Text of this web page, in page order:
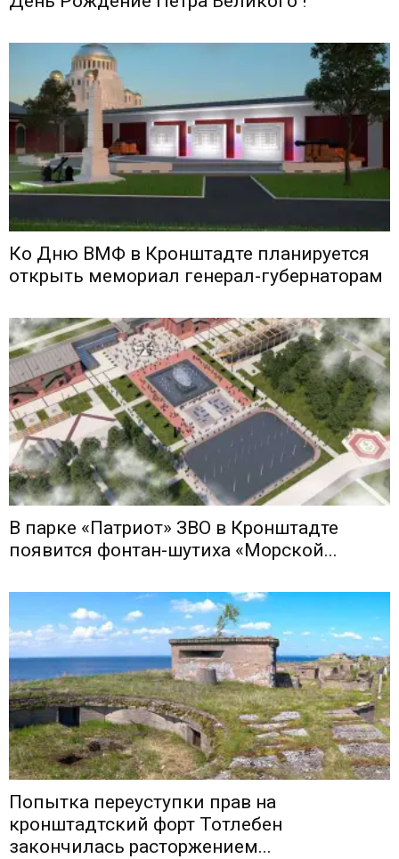
Ко Дню ВМФ в Кронштадте планируется
открыть мемориал генерал-губернаторам
В парке «Патриот» ЗВО в Кронштадте
появится фонтан-шутиха «Морской...
Попытка переуступки прав на
кронштадтский форт Тотлебен
закончилась расторжением...